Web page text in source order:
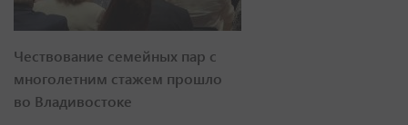
Чествование семейных пар с
многолетним стажем прошло
во Владивостоке